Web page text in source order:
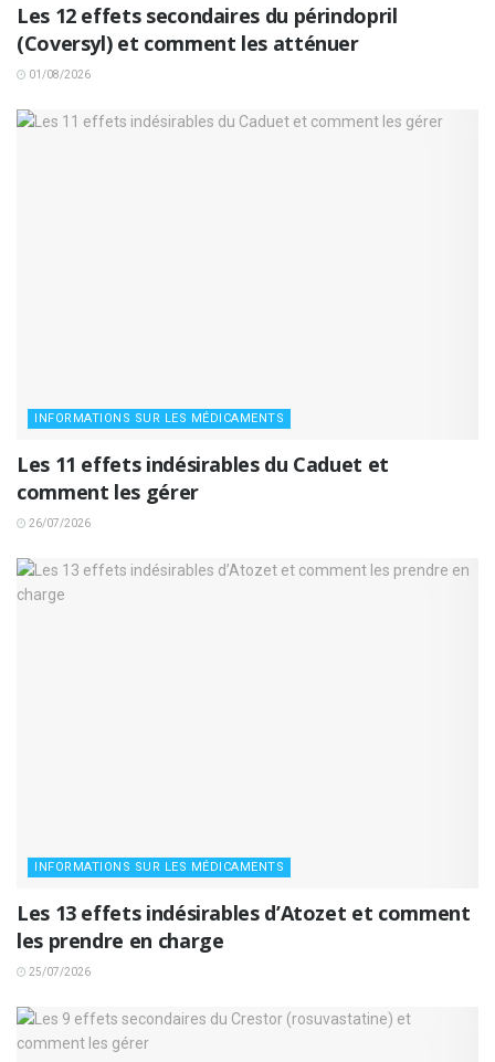
Les 12 effets secondaires du périndopril
(Coversyl) et comment les atténuer
01/08/2026
INFORMATIONS SUR LES MÉDICAMENTS
Les 11 effets indésirables du Caduet et
comment les gérer
26/07/2026
INFORMATIONS SUR LES MÉDICAMENTS
Les 13 effets indésirables d’Atozet et comment
les prendre en charge
25/07/2026